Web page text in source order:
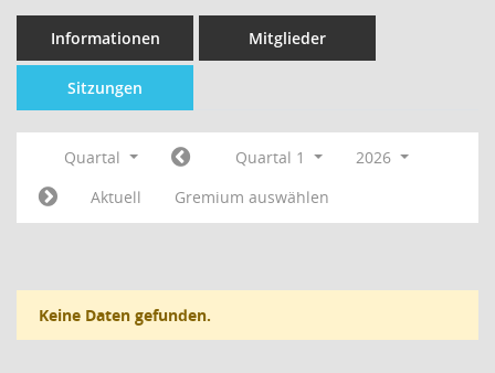
Informationen Mitglieder
Sitzungen
Quartal Quartal 1
2026
Aktuell
Gremium auswählen
Keine Daten gefunden.